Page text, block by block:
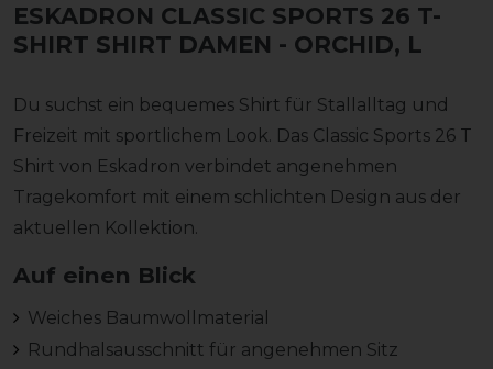
ESKADRON CLASSIC SPORTS 26 T-
SHIRT SHIRT DAMEN - ORCHID, L
Du suchst ein bequemes Shirt für Stallalltag und
Freizeit mit sportlichem Look. Das Classic Sports 26 T
Shirt von Eskadron verbindet angenehmen
Tragekomfort mit einem schlichten Design aus der
aktuellen Kollektion.
Auf einen Blick
Weiches Baumwollmaterial
Rundhalsausschnitt für angenehmen Sitz